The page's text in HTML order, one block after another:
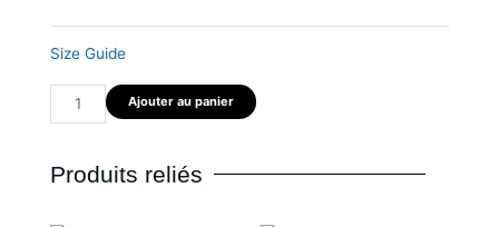
Size Guide
Ajouter au panier
Produits reliés